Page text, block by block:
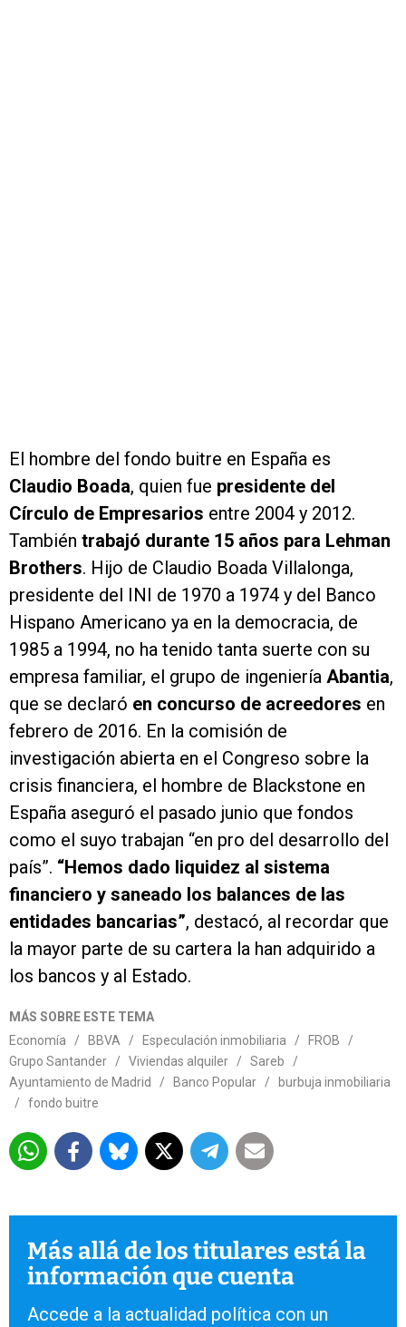
El hombre del fondo buitre en España es
Claudio Boada, quien fue presidente del
Círculo de Empresarios entre 2004 y 2012.
También trabajó durante 15 años para Lehman
Brothers. Hijo de Claudio Boada Villalonga,
presidente del INI de 1970 a 1974 y del Banco
Hispano Americano ya en la democracia, de
1985 a 1994, no ha tenido tanta suerte con su
empresa familiar, el grupo de ingeniería Abantia,
que se declaró en concurso de acreedores en
febrero de 2016. En la comisión de
investigación abierta en el Congreso sobre la
crisis financiera, el hombre de Blackstone en
España aseguró el pasado junio que fondos
como el suyo trabajan “en pro del desarrollo del
país”. “Hemos dado liquidez al sistema
financiero y saneado los balances de las
entidades bancarias”, destacó, al recordar que
la mayor parte de su cartera la han adquirido a
los bancos y al Estado.
MÁS SOBRE ESTE TEMA
Economía
/ BBVA / Especulación inmobiliaria / FROB
/
Grupo Santander
/ Viviendas alquiler / Sareb
/
Ayuntamiento de Madrid
/ Banco Popular /
burbuja inmobiliaria
/
fondo buitre
Más allá de los titulares está la
información que cuenta
Accede a la actualidad política con un